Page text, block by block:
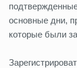
основные дни,
которые были